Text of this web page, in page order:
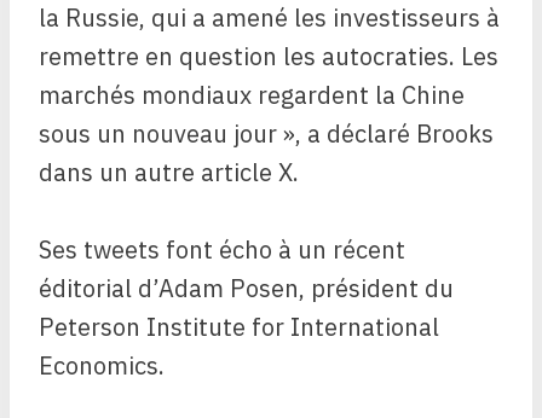
la Russie, qui a amené les investisseurs à
remettre en question les autocraties. Les
marchés mondiaux regardent la Chine
sous un nouveau jour », a déclaré Brooks
dans un autre article X.
Ses tweets font écho à un récent
éditorial d’Adam Posen, président du
Peterson Institute for International
Economics.